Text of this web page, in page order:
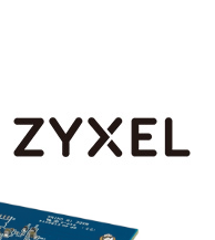
Sortiment.